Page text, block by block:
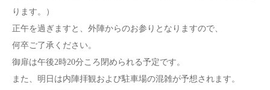
ります。）
正午を過ぎますと、外陣からのお参りとなりますので、
何卒ご了承ください。
御扉は午後2時20分ころ閉められる予定です。
また、明日は内陣拝観および駐車場の混雑が予想されます。